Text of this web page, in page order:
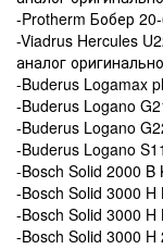
-Protherm Бобер
-Viadrus Hercules
аналог
-Buderus Logamax
-Buderus Logano
-Buderus Logano
-Buderus Logano
-Bosch Solid 2000 B
-Bosch Solid 3000
-Bosch Solid 3000
-Bosch Solid 3000